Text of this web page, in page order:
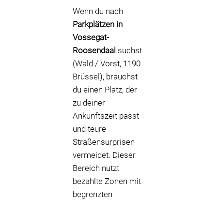
Wenn du nach
Parkplätzen in
Vossegat-
Roosendaal suchst
(Wald / Vorst, 1190
Brüssel), brauchst
du einen Platz, der
zu deiner
Ankunftszeit passt
und teure
Straßensurprisen
vermeidet. Dieser
Bereich nutzt
bezahlte Zonen mit
begrenzten